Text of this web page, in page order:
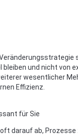
bleiben und nicht von
wesentlicher
Effizienz.
für Sie
darauf ab, Prozesse